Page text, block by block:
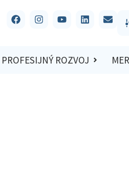
PROFESIJNÝ ROZVOJ